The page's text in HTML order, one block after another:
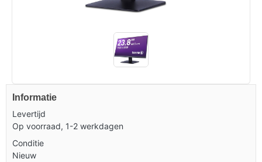
Informatie
Levertijd
Op voorraad, 1-2 werkdagen
Conditie
Nieuw